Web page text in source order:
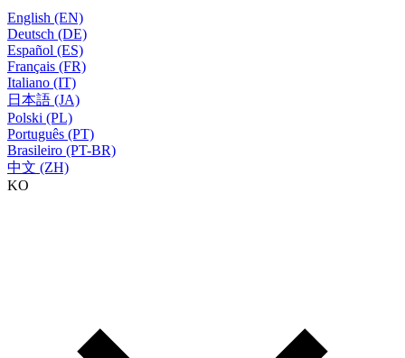
English (EN)
Deutsch (DE)
Español (ES)
Français (FR)
Italiano (IT)
日本語 (JA)
Polski (PL)
Português (PT)
Brasileiro (PT-BR)
中文 (ZH)
KO